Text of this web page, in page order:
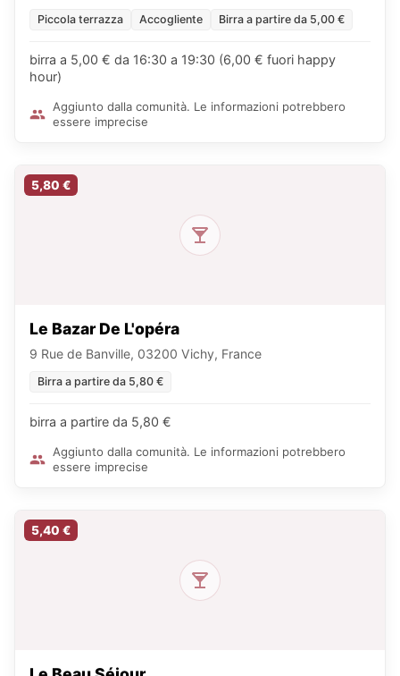
Piccola terrazza Accogliente Birra a partire da 5,00 €
birra a 5,00 € da 16:30 a 19:30 (6,00 € fuori happy
hour)
Aggiunto dalla comunità. Le informazioni potrebbero
essere imprecise
5,80 €
Le Bazar De L'opéra
9 Rue de Banville, 03200 Vichy, France
Birra a partire da 5,80 €
birra a partire da 5,80 €
Aggiunto dalla comunità. Le informazioni potrebbero
essere imprecise
5,40 €